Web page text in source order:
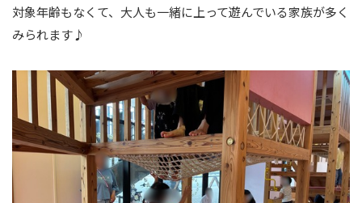
対象年齢もなくて、大人も一緒に上って遊んでいる家族が多く
みられます♪